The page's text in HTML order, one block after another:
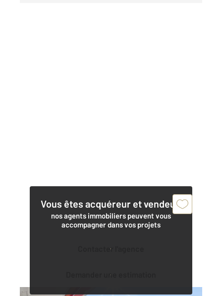
Vous êtes acquéreur et vendeur,
nos agents immobiliers peuvent vous
accompagner dans vos projets
Contacter l'agence
Demander une estimation